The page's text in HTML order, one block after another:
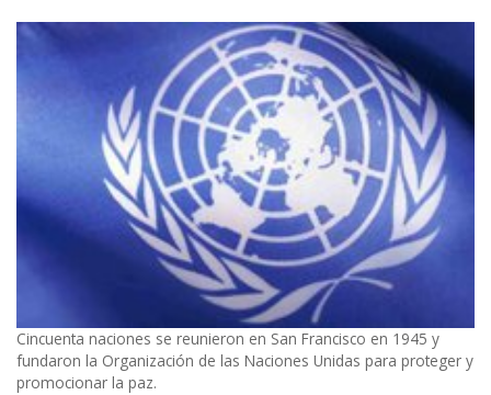
Cincuenta naciones se reunieron en San Francisco en 1945 y
fundaron la Organización de las Naciones Unidas para proteger y
promocionar la paz.